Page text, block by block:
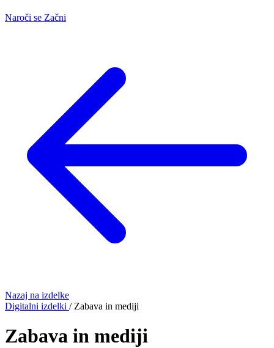
Naroči se Začni
Nazaj na izdelke
Digitalni izdelki / Zabava in mediji
Zabava in mediji